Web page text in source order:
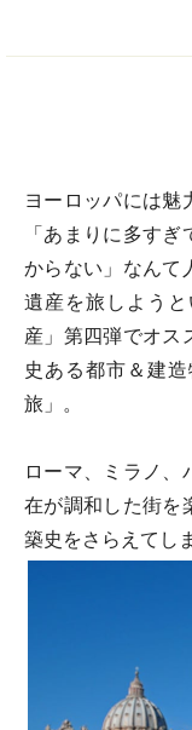
ヨーロッパには魅
「あまりに多す
からない」なんて
遺産を旅しよう
産」第四弾でオス
史ある都市＆建
旅」。
ローマ、ミラノ、
在が調和した街を
築史をさらえてし